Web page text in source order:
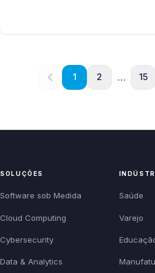
1 2 … 15
SOLUÇÕES
Software sob Medida
Cloud Computing
Cybersecurity
Data & Analytics
Saúde
Varejo